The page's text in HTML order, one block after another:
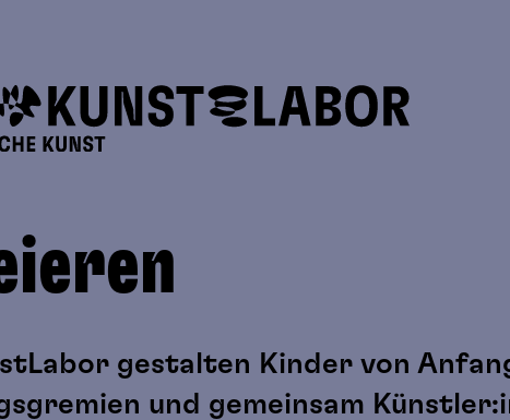
gestalten Kinder von
und gemeinsam